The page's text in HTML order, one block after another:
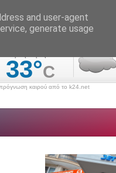
καιρού από το k24.net
and user-agent
generate usage